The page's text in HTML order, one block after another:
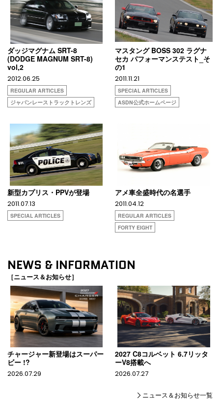
ダッジマグナム SRT-8
(DODGE MAGNUM SRT-8)
vol,2
2012.06.25
REGULAR ARTICLES
ジャパンレーストラックトレンズ
マスタング BOSS 302 ラグナ
セカ パフォーマンステスト_そ
の1
2011.11.21
SPECIAL ARTICLES
ASDN公式ホームページ
新型カプリス・PPVが登場
2011.07.13
SPECIAL ARTICLES
アメ車全盛時代の名選手
2011.04.12
REGULAR ARTICLES
FORTY EIGHT
NEWS & INFORMATION
［ニュース＆お知らせ］
チャージャー新登場はスーパー
ビー !?
2026.07.29
2027 C8コルベット 6.7リッタ
ーV8搭載へ
2026.07.27
ニュース＆お知らせ一覧